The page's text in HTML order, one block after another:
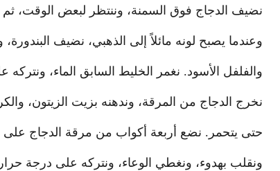
نضيف الدجاج فوق السمنة، وننتظر لبعض الوقت، ثم
وعندما يصبح لونه مائلاً إلى الذهبي، نضيف
والفلفل الأسود. نغمر الخليط السابق الماء،
نخرج الدجاج من المرقة، وندهنه بزيت الزيتون،
حتى يتحمر. نضع أربعة أكواب من مرقة الدجاج على
ونقلب بهدوء، ونغطي الوعاء، ونتركه على درجة